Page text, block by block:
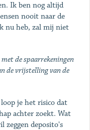
Ik ben nog altijd
nooit naar de
nu heb, zal mij niet
de spaarrekeningen
de vrijstelling van de
je het risico dat
achter zoekt. Wat
zeggen deposito's